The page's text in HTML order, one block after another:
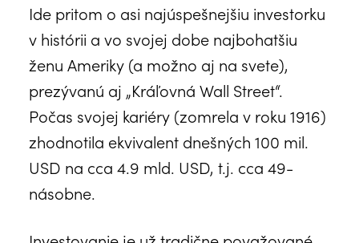
Ide pritom o asi najúspešnejšiu investorku
v histórii a vo svojej dobe najbohatšiu
ženu Ameriky (a možno aj na svete),
prezývanú aj „Kráľovná Wall Street“.
Počas svojej kariéry (zomrela v roku 1916)
zhodnotila ekvivalent dnešných 100 mil.
USD na cca 4.9 mld. USD, t.j. cca 49-
násobne.